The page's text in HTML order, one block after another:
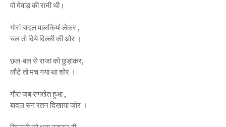
वो मेवाड़ की रानी थी।
गोरां बादल पालकियां लेकर ,
चल तो दिये दिल्ली की ओर ।
छल-बल से राजा को छुड़ाकर,
लौटे तो मच गया था शोर ।
गौरां जब रणखेत हुआ ,
बादल संग रतन दिखाया जोर ।